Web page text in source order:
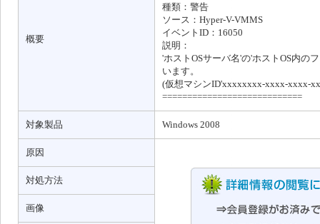
概要
種類：警告
ソース：Hyper-V-VMMS
イベントID：16050
説明：
'ホストOSサーバ名'の'ホストOS内の
います。
(仮想マシンID'xxxxxxxx-xxxx-xxxx-
============================
対象製品 Windows 2008
原因
対処方法
画像